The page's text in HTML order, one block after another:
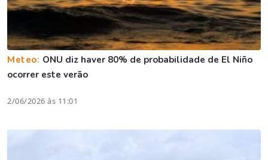
Meteo: ONU diz haver 80% de probabilidade de El Niño
ocorrer este verão
2/06/2026 às 11:01